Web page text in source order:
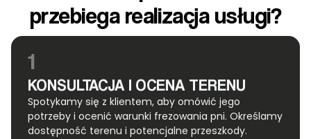
przebiega realizacja usługi?
1
KONSULTACJA I OCENA TERENU
Spotykamy się z klientem, aby omówić jego
potrzeby i ocenić warunki frezowania pni. Określamy
dostępność terenu i potencjalne przeszkody.